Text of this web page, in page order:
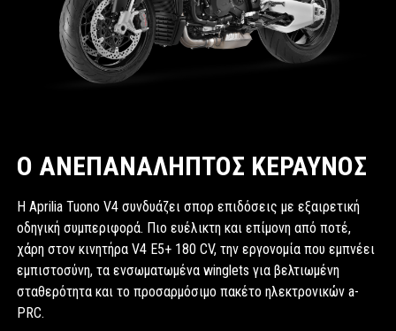
Ο ΑΝΕΠΑΝΑΛΗΠΤΟΣ ΚΕΡΑΥΝΟΣ
Η Aprilia Tuono V4 συνδυάζει σπορ επιδόσεις με εξαιρετική
οδηγική συμπεριφορά. Πιο ευέλικτη και επίμονη από ποτέ,
χάρη στον κινητήρα V4 E5+ 180 CV, την εργονομία που εμπνέει
εμπιστοσύνη, τα ενσωματωμένα winglets για βελτιωμένη
σταθερότητα και το προσαρμόσιμο πακέτο ηλεκτρονικών a-
PRC.